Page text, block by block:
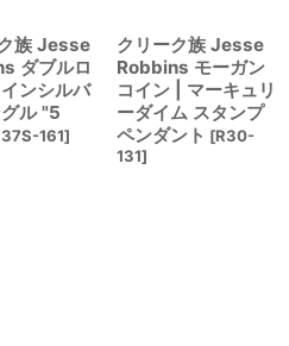
族 Jesse
ダブルロ
ンシルバ
ル "5
161]
クリーク族 Jesse
Robbins モーガン
コイン | マーキュリ
ーダイム スタンプ
ペンダント [R30-
131]